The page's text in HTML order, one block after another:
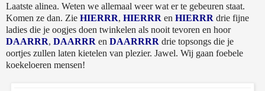
Laatste alinea. Weten we allemaal weer wat er te gebeuren staat.
Komen ze dan. Zie HIERRR, HIERRR en HIERRR drie fijne
ladies die je oogjes doen twinkelen als nooit tevoren en hoor
DAARRR, DAARRR en DAARRRR drie topsongs die je
oortjes zullen laten kietelen van plezier. Jawel. Wij gaan foebele
koekeloeren mensen!